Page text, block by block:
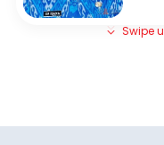
Swipe